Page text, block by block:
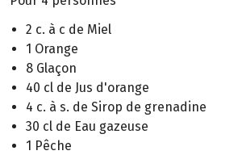
2 c. à c de Miel
1 Orange
8 Glaçon
40 cl de Jus d'orange
4 c. à s. de Sirop de grenadine
30 cl de Eau gazeuse
1 Pêche